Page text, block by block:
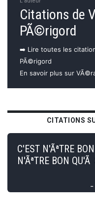
Citations de
PÃ©rigord
➡️ Lire toutes les
PÃ©rigord
En savoir plus sur
CITATIONS
C'EST N'ÃªTRE
N'ÃªTRE BON QU'Ã
-